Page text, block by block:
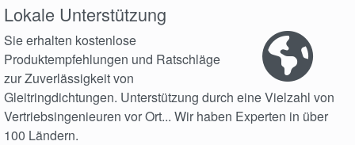
Akademie
Produktbroschüren
Video
Lokale Unterstützung
Sie erhalten kostenlose
Produktempfehlungen und Ratschläge
zur Zuverlässigkeit von
Gleitringdichtungen. Unterstützung durch eine Vielzahl von
Vertriebsingenieuren vor Ort... Wir haben Experten in über
100 Ländern.